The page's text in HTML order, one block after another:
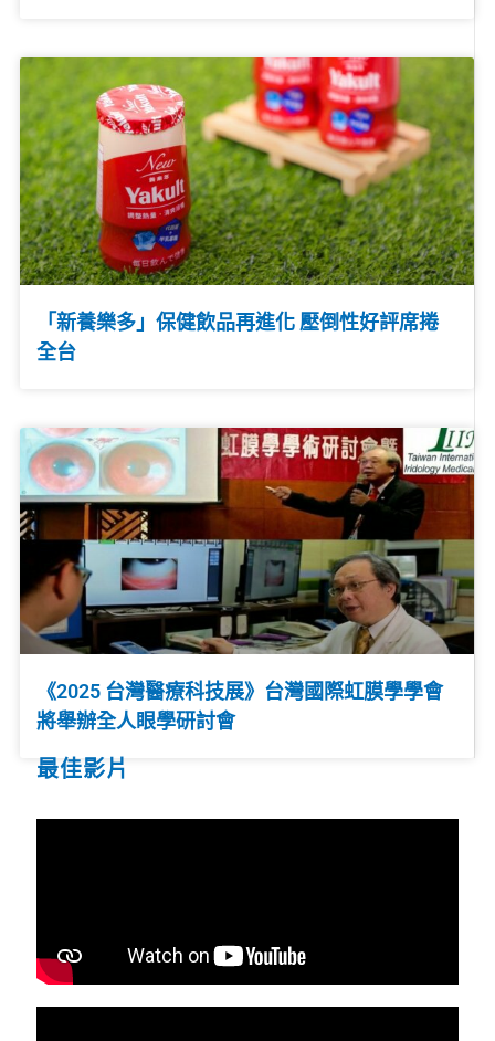
「新養樂多」保健飲品再進化 壓倒性好評席捲
全台
《2025 台灣醫療科技展》台灣國際虹膜學學會
將舉辦全人眼學研討會
最佳影片